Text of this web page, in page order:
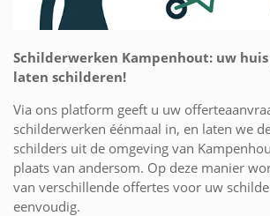
Schilderwerken Kampenhout: uw
laten schilderen!
Via ons platform geeft u uw
schilderwerken éénmaal in, en laten we
schilders uit de omgeving van
plaats van andersom. Op deze manier
van verschillende offertes voor uw
eenvoudig.